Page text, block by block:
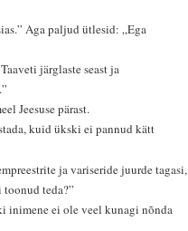
Aga paljud ütlesid: „Ega
järglaste seast ja
Jeesuse pärast.
kuid ükski ei pannud kätt
ja variseride juurde tagasi,
teda?”
inimene ei ole veel kunagi nõnda